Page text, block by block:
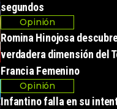
segundos
Opinión
Romina Hinojosa
verdadera dimensión del
Francia Femenino
Opinión
Infantino falla en su